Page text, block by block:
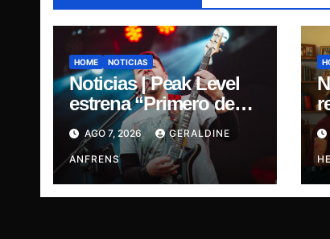
HOME NOTICIAS
Noticias | Peak Level
estrena “Primero de
Agosto”: un viaje
sonoro por el duelo y
la memoria.
AGO 7, 2026 GERALDINE
ANFRENS